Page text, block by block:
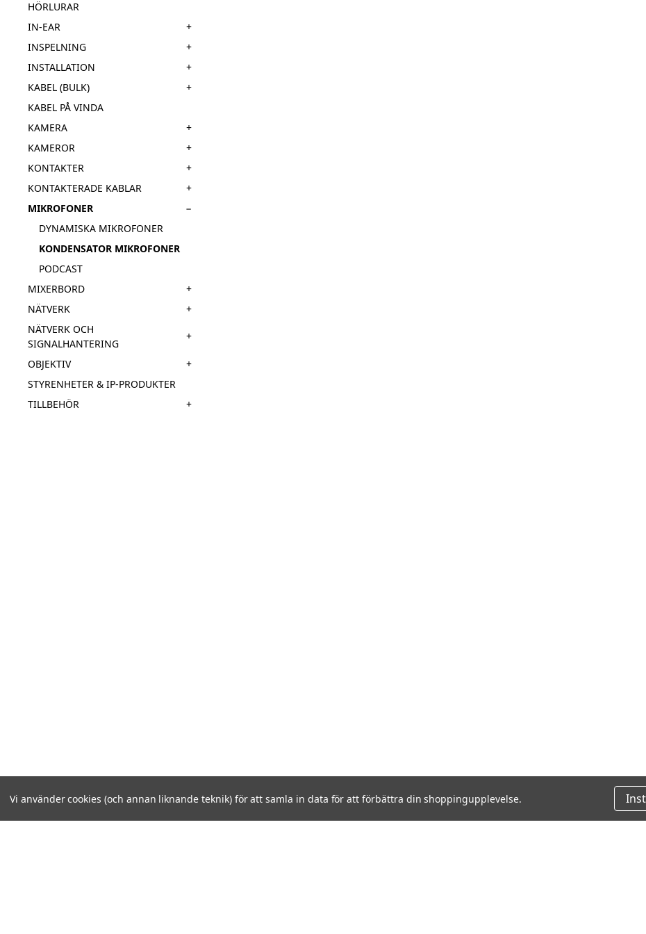
HÖRLURAR
IN-EAR
+
INSPELNING
+
INSTALLATION
+
KABEL (BULK)
+
KABEL PÅ VINDA
KAMERA
+
KAMEROR
+
KONTAKTER
+
KONTAKTERADE KABLAR
+
MIKROFONER
−
DYNAMISKA MIKROFONER
KONDENSATOR MIKROFONER
PODCAST
MIXERBORD
+
NÄTVERK
+
NÄTVERK OCH
SIGNALHANTERING
+
OBJEKTIV
+
STYRENHETER & IP-PRODUKTER
TILLBEHÖR
+
Vi använder cookies (och annan liknande teknik) för att samla in data för att förbättra din shoppingupplevelse.